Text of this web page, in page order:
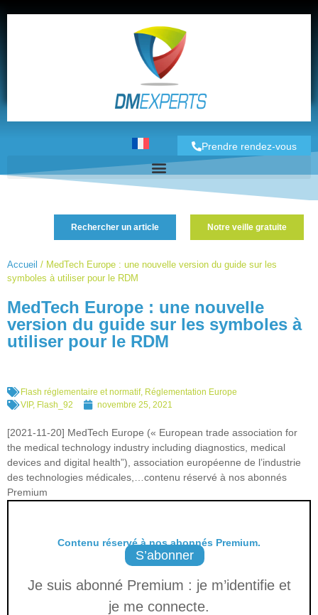
Prendre rendez-vous
Accueil / MedTech Europe : une nouvelle version du guide sur les
symboles à utiliser pour le RDM
MedTech Europe : une nouvelle
version du guide sur les symboles à
utiliser pour le RDM
Rechercher un article Notre veille gratuite
Flash réglementaire et normatif, Réglementation Europe
VIP, Flash_92 novembre 25, 2021
[2021-11-20] MedTech Europe (« European trade association for
the medical technology industry including diagnostics, medical
devices and digital health”), association européenne de l’industrie
des technologies médicales,…contenu réservé à nos abonnés
Premium
Contenu réservé à nos abonnés Premium.
S’abonner
Je suis abonné Premium : je m’identifie et
je me connecte.